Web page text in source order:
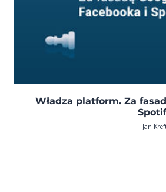
Władza platform. Za
Jan